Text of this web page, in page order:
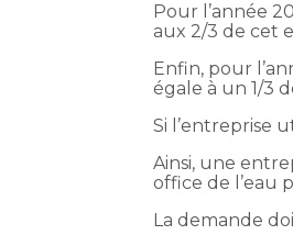
Pour l’année
aux 2/3 de cet
Enfin, pour
égale à un 1/3
Si l’entreprise
Ainsi, une
office de l’eau
La demande